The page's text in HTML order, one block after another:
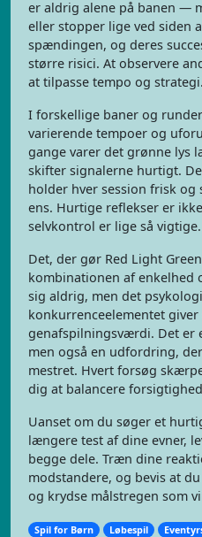
er aldrig alene på banen —
eller stopper lige ved siden
spændingen, og deres
større risici. At observere
at tilpasse tempo og strategi.
I forskellige baner og
varierende tempoer og
gange varer det grønne lys
skifter signalerne hurtigt.
holder hver session frisk og
ens. Hurtige reflekser er
selvkontrol er lige så vigtige.
Det, der gør Red Light
kombinationen af enkelhed
sig aldrig, men det
konkurrenceelementet
genafspilningsværdi. Det er
men også en udfordring,
mestret. Hvert forsøg
dig at balancere
Uanset om du søger et
længere test af dine evner,
begge dele. Træn dine
modstandere, og bevis at
og krydse målstregen som
Spil for Børn Løbespil